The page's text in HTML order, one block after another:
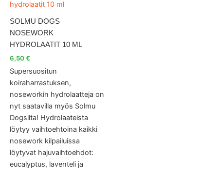
SOLMU DOGS
NOSEWORK
HYDROLAATIT 10 ML
6,50€
Supersuositun
koiraharrastuksen,
noseworkin hydrolaatteja on
nyt saatavilla myös Solmu
Dogsilta! Hydrolaateista
löytyy vaihtoehtoina kaikki
nosework kilpailuissa
löytyvat hajuvaihtoehdot:
eucalyptus, laventeli ja